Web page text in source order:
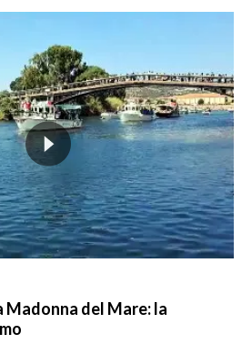
Madonna del Mare: la